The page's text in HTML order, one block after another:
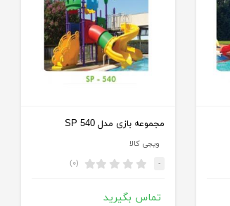
مجموعه بازی مدل SP 540
ویجی کالا
- (۰)
تماس بگیرید